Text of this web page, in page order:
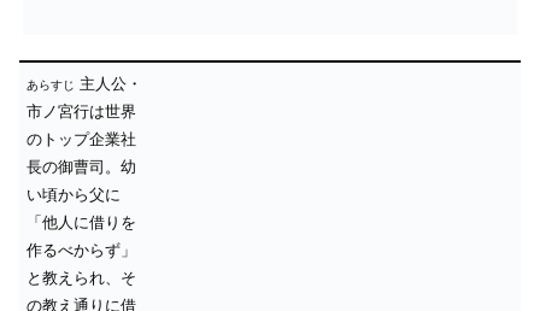
あらすじ 主人公・
市ノ宮行は世界
のトップ企業社
長の御曹司。幼
い頃から父に
「他人に借りを
作るべからず」
と教えられ、そ
の教え通りに借